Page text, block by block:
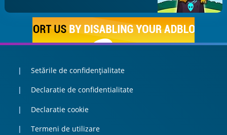
Setările de confidențialitate
Declaratie de confidentialitate
Declaratie cookie
Termeni de utilizare